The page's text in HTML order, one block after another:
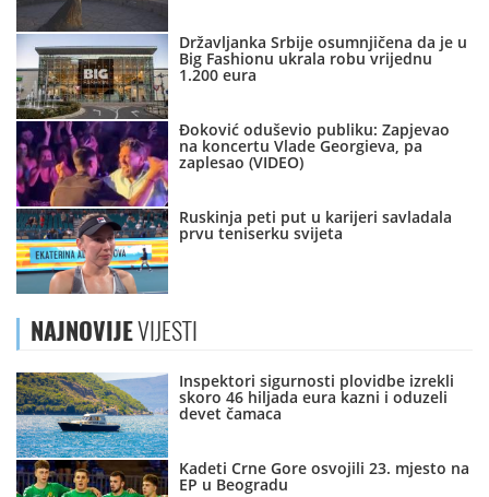
Državljanka Srbije osumnjičena da je u
Big Fashionu ukrala robu vrijednu
1.200 eura
Đoković oduševio publiku: Zapjevao
na koncertu Vlade Georgieva, pa
zaplesao (VIDEO)
Ruskinja peti put u karijeri savladala
prvu teniserku svijeta
NAJNOVIJEVIJESTI
Inspektori sigurnosti plovidbe izrekli
skoro 46 hiljada eura kazni i oduzeli
devet čamaca
Kadeti Crne Gore osvojili 23. mjesto na
EP u Beogradu